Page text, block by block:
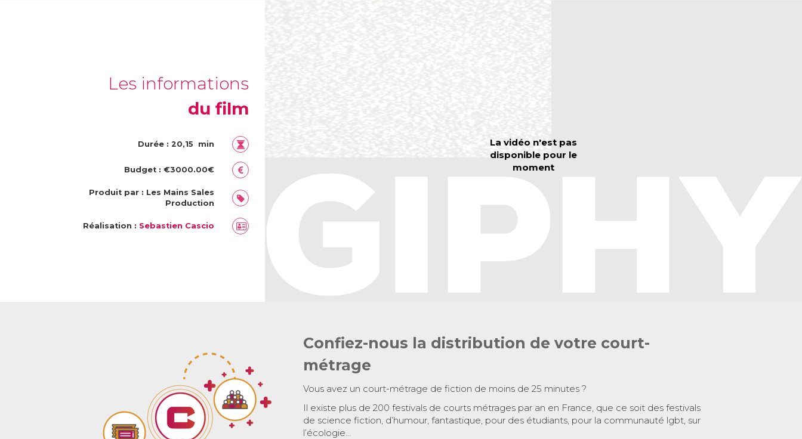
Les informations
du film
Durée : 20,15 min
Budget : €3000.00€
Produit par : Les Mains Sales
Production
Réalisation : Sebastien Cascio
Confiez-nous la distribution de votre court-
métrage
Vous avez un court-métrage de fiction de moins de 25 minutes ?
Il existe plus de 200 festivals de courts métrages par an en France, que ce soit des festivals
de science fiction, d’humour, fantastique, pour des étudiants, pour la communauté lgbt, sur
l’écologie…